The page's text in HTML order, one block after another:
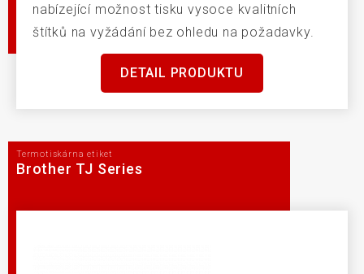
nabízející možnost tisku vysoce kvalitních
štítků na vyžádání bez ohledu na požadavky.
DETAIL PRODUKTU
Termotiskárna etiket
Brother TJ Series